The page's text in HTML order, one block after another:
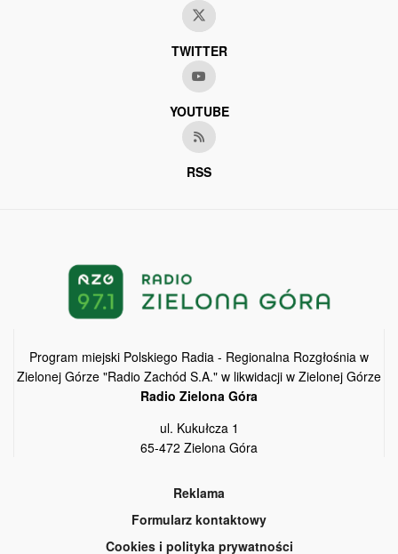
TWITTER
YOUTUBE
RSS
Program miejski Polskiego Radia - Regionalna Rozgłośnia w
Zielonej Górze "Radio Zachód S.A." w likwidacji w Zielonej Górze
Radio Zielona Góra
ul. Kukułcza 1
65-472 Zielona Góra
Reklama
Formularz kontaktowy
Cookies i polityka prywatności